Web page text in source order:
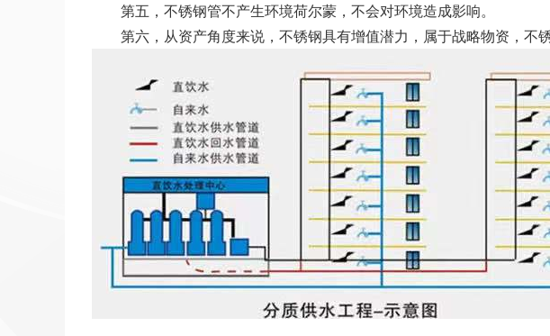
第五，不锈钢管不产生环境荷尔蒙，不会对环境造成影响。
第六，从资产角度来说，不锈钢具有增值潜力，属于战略物资，不